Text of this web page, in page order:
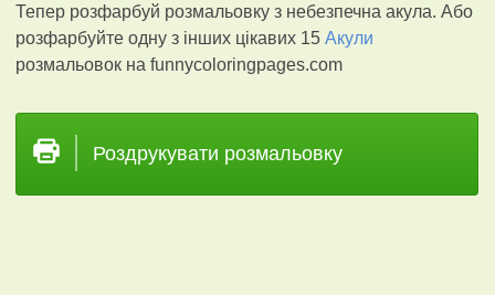
Тепер розфарбуй розмальовку з небезпечна акула. Або
розфарбуйте одну з інших цікавих 15Акули
розмальовок на funnycoloringpages.com
Роздрукувати розмальовку